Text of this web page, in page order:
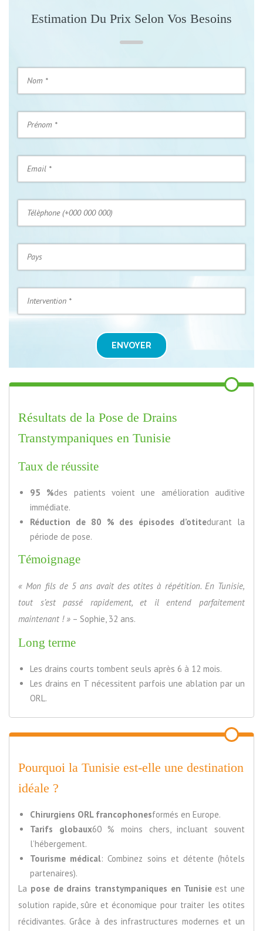
Estimation Du Prix Selon Vos Besoins
ENVOYER
Résultats de la Pose de Drains
Transtympaniques en Tunisie
Taux de réussite
95 %des patients voient une amélioration auditive
immédiate.
Réduction de 80 % des épisodes d’otitedurant la
période de pose.
Témoignage
« Mon fils de 5 ans avait des otites à répétition. En Tunisie,
tout s’est passé rapidement, et il entend parfaitement
maintenant ! » – Sophie, 32 ans.
Long terme
Les drains courts tombent seuls après 6 à 12 mois.
Les drains en T nécessitent parfois une ablation par un
ORL.
Pourquoi la Tunisie est-elle une destination
idéale ?
Chirurgiens ORL francophonesformés en Europe.
Tarifs globaux60 % moins chers, incluant souvent
l’hébergement.
Tourisme médical: Combinez soins et détente (hôtels
partenaires).
La pose de drains transtympaniques en Tunisieest une
solution rapide, sûre et économique pour traiter les otites
récidivantes. Grâce à des infrastructures modernes et un